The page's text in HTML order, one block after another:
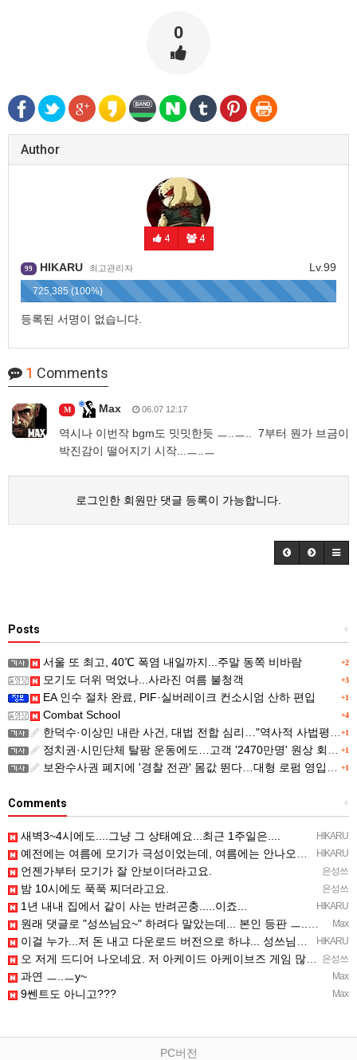
0
Author
4 4
Lv.99
99 HIKARU 최고관리자
725,385 (100%)
등록된 서명이 없습니다.
1 Comments
M Max 06.07 12:17
역시나 이번작 bgm도 밋밋한듯 ㅡ..ㅡ.. 7부터 뭔가 브금이
박진감이 떨어지기 시작...ㅡ..ㅡ
로그인한 회원만 댓글 등록이 가능합니다.
+
Posts
+2
서울 또 최고, 40℃ 폭염 내일까지...주말 동쪽 비바람
+3
모기도 더위 먹었나...사라진 여름 불청객
+1
EA 인수 절차 완료, PIF·실버레이크 컨소시엄 산하 편입
+4
Combat School
+1
한덕수·이상민 내란 사건, 대법 전합 심리…"역사적 사법평가"(종합)
+1
정치권·시민단체 탈팡 운동에도…고객 '2470만명' 원상 회복, "고물가에 돌팡"
+1
보완수사권 폐지에 '경찰 전관' 몸값 뛴다…대형 로펌 영입전쟁
+
Comments
HIKARU
새벽3~4시에도....그냥 그 상태예요...최근 1주일은....
HIKARU
예전에는 여름에 모기가 극성이었는데, 여름에는 안나오는 것 같은.....ㅎ ㅎ)
은성쓰
언젠가부터 모기가 잘 안보이더라고요.
은성쓰
밤 10시에도 푹푹 찌더라고요.
HIKARU
1년 내내 집에서 같이 사는 반려곤충.....이죠...
Max
원래 댓글로 "성쓰님요~" 하려다 말았는데... 본인 등판 ㅡ..ㅡy~
HIKARU
이걸 누가...저 돈 내고 다운로드 버전으로 하냐... 성쓰님이 계셨다!!!...
은성쓰
오 저게 드디어 나오네요. 저 아케이드 아케이브즈 게임 많이 샀는데요 ㅎㅎㅎ
Max
과연 ㅡ..ㅡy~
Max
9쎈트도 아니고???
PC버전